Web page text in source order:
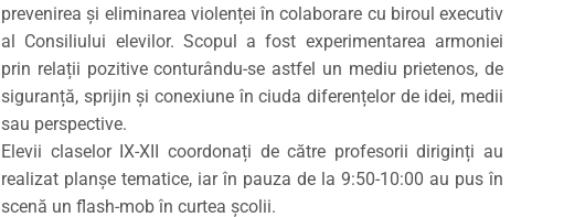
prevenirea și eliminarea violenței în colaborare cu biroul executiv
al Consiliului elevilor. Scopul a fost experimentarea armoniei
prin relații pozitive conturându-se astfel un mediu prietenos, de
siguranță, sprijin și conexiune în ciuda diferențelor de idei, medii
sau perspective.
Elevii claselor IX-XII coordonați de către profesorii diriginți au
realizat planșe tematice, iar în pauza de la 9:50-10:00 au pus în
scenă un flash-mob în curtea școlii.